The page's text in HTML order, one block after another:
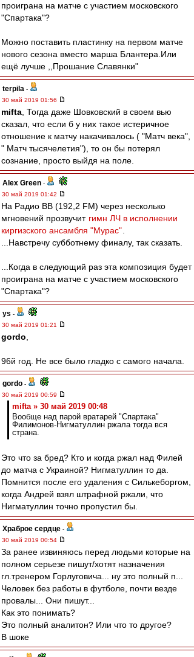
проиграна на матче с участием московского
"Спартака"?
Можно поставить пластинку на первом матче
нового сезона вместо марша Блантера.Или
ещё лучше ,,Прошание Славянки"
terpila -
30 май 2019 01:56
mifta , Тогда даже Шовковский в своем вью
сказал, что если б у них такое истеричное
отношение к матчу накачивалось ( "Матч века",
" Матч тысячелетия"), то он бы потерял
сознание, просто выйдя на поле.
Alex Green -
30 май 2019 01:42
На Радио ВВ (192,2 FM) через несколько
мгновений прозвучит гимн ЛЧ в исполнении
киргизского ансамбля "Мурас"
...Навстречу субботнему финалу, так сказать.
...Когда в следующий раз эта композиция будет
проиграна на матче с участием московского
"Спартака"?
ys -
30 май 2019 01:21
gordo
96й год. Не все было гладко с самого начала.
gordo -
30 май 2019 00:59
mifta » 30 май 2019 00:48
Вообще над парой вратарей "Спартака"
Филимонов-Нигматуллин ржала тогда вся
страна.
Это что за бред? Кто и когда ржал над Филей
до матча с Украиной? Нигматуллин то да.
Помнится после его удаления с Силькеборгом,
когда Андрей взял штрафной ржали, что
Нигматуллин точно пропустил бы.
Храброе сердце -
30 май 2019 00:54
За ранее извиняюсь перед людьми которые на
полном серьезе пишут/хотят назначения
гл.тренером Горлуговича... ну это полный п...
Человек без работы в футболе, почти везде
провалы... Они пишут...
Как это понимать?
Это полный аналитон? Или что то другое?
В шоке